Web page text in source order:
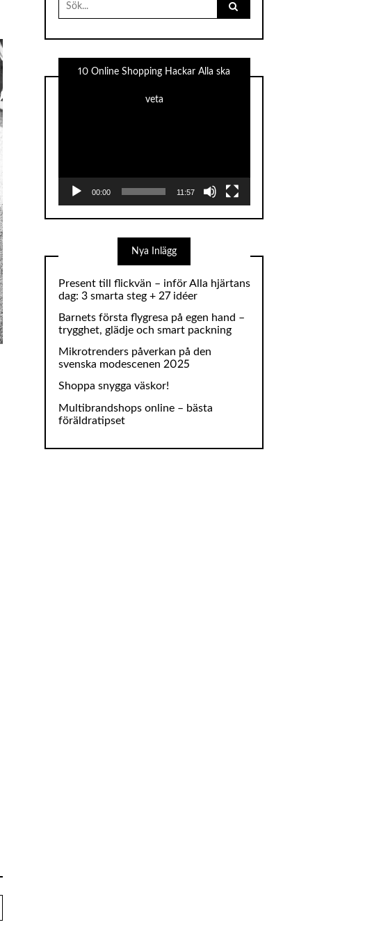
for:
10 Online Shopping Hackar Alla ska
veta
00:00 11:57
Nya Inlägg
Present till flickvän – inför Alla hjärtans
dag: 3 smarta steg + 27 idéer
Barnets första flygresa på egen hand –
trygghet, glädje och smart packning
Mikrotrenders påverkan på den
svenska modescenen 2025
Shoppa snygga väskor!
Multibrandshops online – bästa
föräldratipset